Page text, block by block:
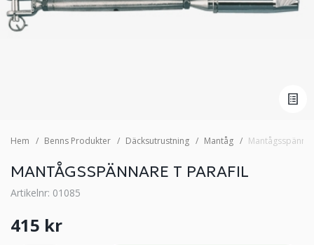
Hem Benns Produkter Däcksutrustning Mantåg
MANTÅGSSPÄNNARE T PARAFIL
Artikelnr: 01085
415 kr